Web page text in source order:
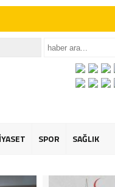
İçin Anlamlı
SPOR SAĞLIK